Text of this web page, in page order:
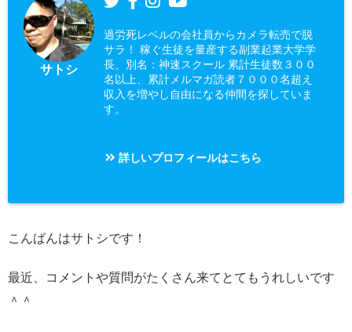
サトシ
過労死レベルの会社員からカメラ転売で脱
サラ！ 稼ぐ生徒を量産する副業起業大学学
長、別名：神速スクール 累計生徒数３００
名以上、累計メルマガ読者７０００名超え
収入を増やし自由になる仲間を探していま
す。
詳しいプロフィールはこちら
こんばんはサトシです！
最近、コメントや質問がたくさん来てとてもうれしいです
＾＾